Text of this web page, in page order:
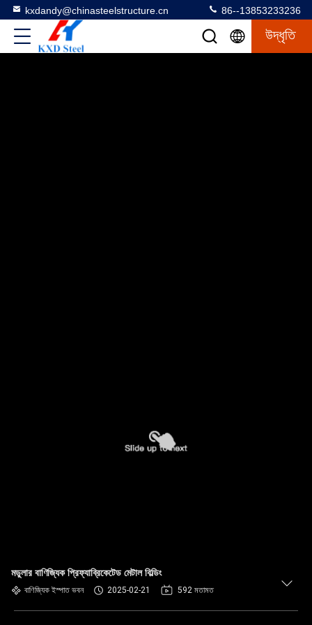
kxdandy@chinasteelstructure.cn 86--13853233236
উদ্ধৃতি
মডুলার বাণিজ্যিক প্রিফ্যাব্রিকেটেড মেটাল বিল্ডিং
বাণিজ্যিক ইস্পাত ভবন 2025-02-21 592 মতামত